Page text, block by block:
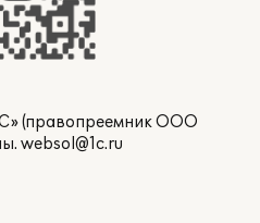
(правопреемник ООО
websol@1c.ru